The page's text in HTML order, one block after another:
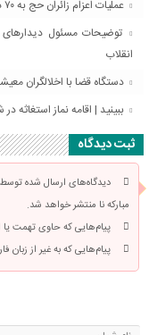
عملیات اعزام زائران حج به ۷۰ درصد رسید
توضیحات مسئول دیدارهای
انقلاب
دستگاه قضا با اخلالگران
ببینید | اقامه نماز استغاثه
ثبت دیدگاه
دیدگاه‌های ارسال شده
مبارکه نا منتشر خواهد شد.
پیام‌هایی که حاوی تهمت یا
پیام‌هایی که به غیر از